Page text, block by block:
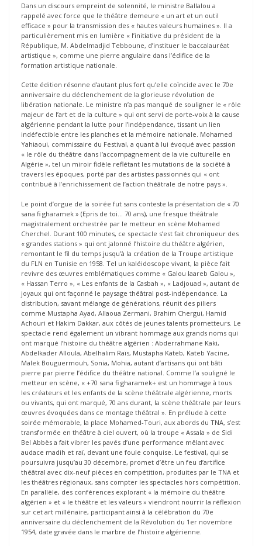
Dans un discours empreint de solennité, le ministre Ballalou a
rappelé avec force que le théâtre demeure « un art et un outil
efficace » pour la transmission des « hautes valeurs humaines ». Il a
particulièrement mis en lumière « l’initiative du président de la
République, M. Abdelmadjid Tebboune, d’instituer le baccalauréat
artistique », comme une pierre angulaire dans l’édifice de la
formation artistique nationale.
Cette édition résonne d’autant plus fort qu’elle coïncide avec le 70e
anniversaire du déclenchement de la glorieuse révolution de
libération nationale. Le ministre n’a pas manqué de souligner le « rôle
majeur de l’art et de la culture » qui ont servi de porte-voix à la cause
algérienne pendant la lutte pour l’indépendance, tissant un lien
indéfectible entre les planches et la mémoire nationale. Mohamed
Yahiaoui, commissaire du Festival, a quant à lui évoqué avec passion
« le rôle du théâtre dans l’accompagnement de la vie culturelle en
Algérie », tel un miroir fidèle reflétant les mutations de la société à
travers les époques, porté par des artistes passionnés qui « ont
contribué à l’enrichissement de l’action théâtrale de notre pays ».
Le point d’orgue de la soirée fut sans conteste la présentation de « 70
sana fi gharamek » (Epris de toi… 70 ans), une fresque théâtrale
magistralement orchestrée par le metteur en scène Mohamed
Cherchel. Durant 100 minutes, ce spectacle s’est fait chroniqueur des
« grandes stations » qui ont jalonné l’histoire du théâtre algérien,
remontant le fil du temps jusqu’à la création de la Troupe artistique
du FLN en Tunisie en 1958. Tel un kaléidoscope vivant, la pièce fait
revivre des œuvres emblématiques comme « Galou laareb Galou »,
« Hassan Terro », « Les enfants de la Casbah », « Ladjouad », autant de
joyaux qui ont façonné le paysage théâtral post-indépendance. La
distribution, savant mélange de générations, réunit des piliers
comme Mustapha Ayad, Allaoua Zermani, Brahim Chergui, Hamid
Achouri et Hakim Dakkar, aux côtés de jeunes talents prometteurs. Le
spectacle rend également un vibrant hommage aux grands noms qui
ont marqué l’histoire du théâtre algérien : Abderrahmane Kaki,
Abdelkader Alloula, Abelhalim Raïs, Mustapha Kateb, Kateb Yacine,
Malek Bouguermouh, Sonia, Mohia, autant d’artisans qui ont bâti
pierre par pierre l’édifice du théâtre national. Comme l’a souligné le
metteur en scène, « +70 sana fi gharamek+ est un hommage à tous
les créateurs et les enfants de la scène théâtrale algérienne, morts
ou vivants, qui ont marqué, 70 ans durant, la scène théâtrale par leurs
œuvres évoquées dans ce montage théâtral ». En prélude à cette
soirée mémorable, la place Mohamed-Touri, aux abords du TNA, s’est
transformée en théâtre à ciel ouvert, où la troupe « Assala » de Sidi
Bel Abbès a fait vibrer les pavés d’une performance mêlant avec
audace madih et raï, devant une foule conquise. Le festival, qui se
poursuivra jusqu’au 30 décembre, promet d’être un feu d’artifice
théâtral avec dix-neuf pièces en compétition, produites par le TNA et
les théâtres régionaux, sans compter les spectacles hors compétition.
En parallèle, des conférences explorant « la mémoire du théâtre
algérien » et « le théâtre et les valeurs » viendront nourrir la réflexion
sur cet art millénaire, participant ainsi à la célébration du 70e
anniversaire du déclenchement de la Révolution du 1er novembre
1954, date gravée dans le marbre de l’histoire algérienne.